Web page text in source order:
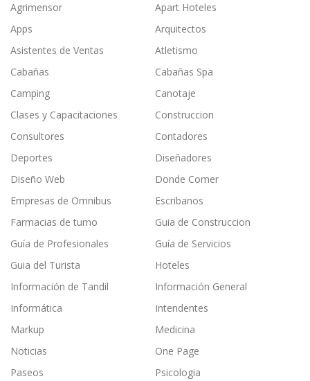
Agrimensor
Apart Hoteles
Apps
Arquitectos
Asistentes de Ventas
Atletismo
Cabañas
Cabañas Spa
Camping
Canotaje
Clases y Capacitaciones
Construccion
Consultores
Contadores
Deportes
Diseñadores
Diseño Web
Donde Comer
Empresas de Omnibus
Escribanos
Farmacias de turno
Guia de Construccion
Guía de Profesionales
Guía de Servicios
Guia del Turista
Hoteles
Información de Tandil
Información General
Informática
Intendentes
Markup
Medicina
Noticias
One Page
Paseos
Psicologia